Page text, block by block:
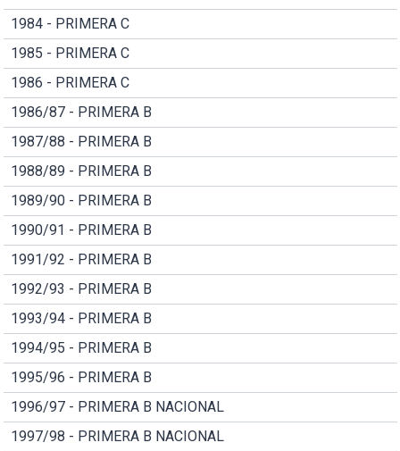
1984 - PRIMERA C
1985 - PRIMERA C
1986 - PRIMERA C
1986/87 - PRIMERA B
1987/88 - PRIMERA B
1988/89 - PRIMERA B
1989/90 - PRIMERA B
1990/91 - PRIMERA B
1991/92 - PRIMERA B
1992/93 - PRIMERA B
1993/94 - PRIMERA B
1994/95 - PRIMERA B
1995/96 - PRIMERA B
1996/97 - PRIMERA B NACIONAL
1997/98 - PRIMERA B NACIONAL